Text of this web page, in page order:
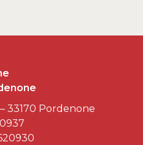
33170 Pordenone